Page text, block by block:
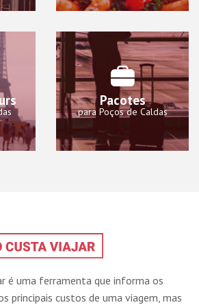
Pacotes
para Poços de Caldas
é uma ferramenta que informa os
principais custos de uma viagem, mas